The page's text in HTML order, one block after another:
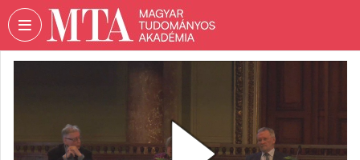
Fejléc kihagyása Menü kihagyása Tartalom kihagyása
TUDOMÁNYOS
AKADÉMIA